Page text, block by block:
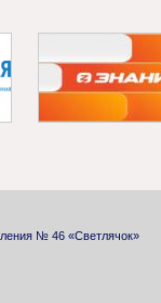
№ 46 «Светлячок»